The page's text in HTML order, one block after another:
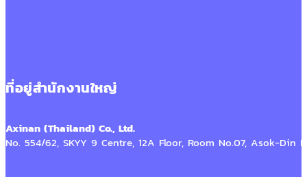
ที่อยู่สำนักงานใหญ่
Axinan (Thailand) Co., Ltd.
No. 554/62, SKYY 9 Centre, 12A Floor, Room No.07, Asok-Din